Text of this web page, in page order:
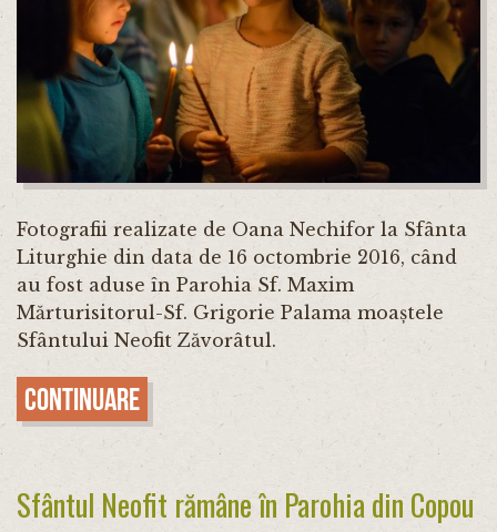
Fotografii realizate de Oana Nechifor la Sfânta
Liturghie din data de 16 octombrie 2016, când
au fost aduse în Parohia Sf. Maxim
Mărturisitorul-Sf. Grigorie Palama moaștele
Sfântului Neofit Zăvorâtul.
Continuare
Sfântul Neofit rămâne în Parohia din Copou